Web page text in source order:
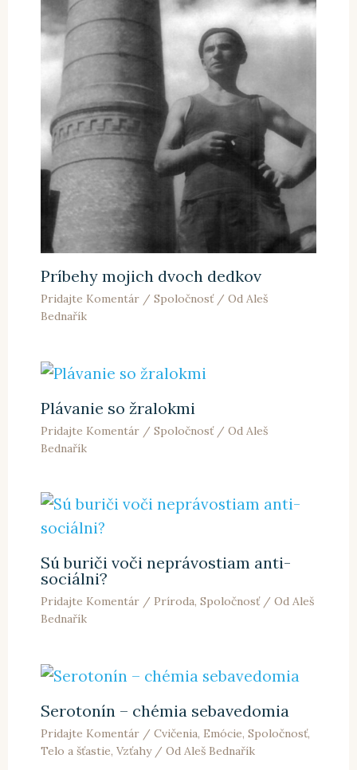
Príbehy mojich dvoch dedkov
Pridajte Komentár / Spoločnosť/ Od Aleš
Bednařík
Plávanie so žralokmi
Pridajte Komentár / Spoločnosť/ Od Aleš
Bednařík
Sú buriči voči neprávostiam anti-
sociálni?
Pridajte Komentár / Príroda, Spoločnosť/ Od Aleš
Bednařík
Serotonín – chémia sebavedomia
Pridajte Komentár / Cvičenia, Emócie, Spoločnosť,
Telo a šťastie, Vzťahy/ Od Aleš Bednařík